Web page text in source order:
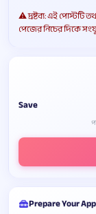
⚠️ দ্রষ্টব্য: এই পোস্টটি
পেজের নিচের দিকে
Save
Prepare Your